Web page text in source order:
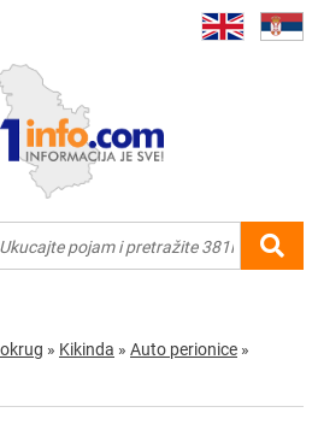
» Kikinda » Auto perionice »